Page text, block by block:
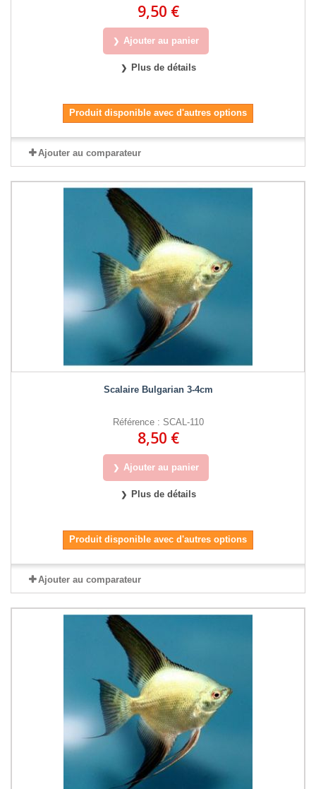
9,50 €
Ajouter au panier
Plus de détails
Produit disponible avec d'autres options
Ajouter au comparateur
Scalaire Bulgarian 3-4cm
Référence : SCAL-110
8,50 €
Ajouter au panier
Plus de détails
Produit disponible avec d'autres options
Ajouter au comparateur